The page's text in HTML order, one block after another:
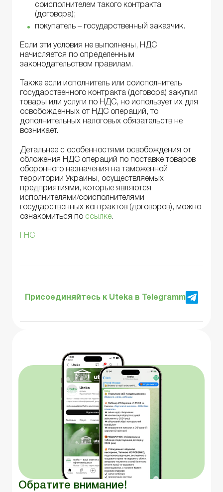
соисполнителем такого контракта
(договора);
покупатель – государственный заказчик.
Если эти условия не выполнены, НДС
начисляется по определенным
законодательством правилам.
Также если исполнитель или соисполнитель
государственного контракта (договора) закупил
товары или услуги по НДС, но использует их для
освобожденных от НДС операций, то
дополнительных налоговых обязательств не
возникает.
Детальнее с особенностями освобождения от
обложения НДС операций по поставке товаров
оборонного назначения на таможенной
территории Украины, осуществляемых
предприятиями, которые являются
исполнителями/соисполнителями
государственных контрактов (договоров), можно
ознакомиться по ссылке.
ГНС
Присоединяйтесь к Uteka в Telegramm
Обратите внимание!